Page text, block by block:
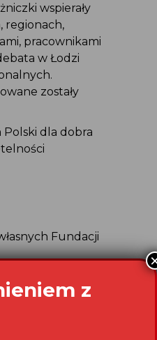
wspierały
regionach,
pracownikami
w Łodzi
zostały
Polski dla dobra
Fundacji